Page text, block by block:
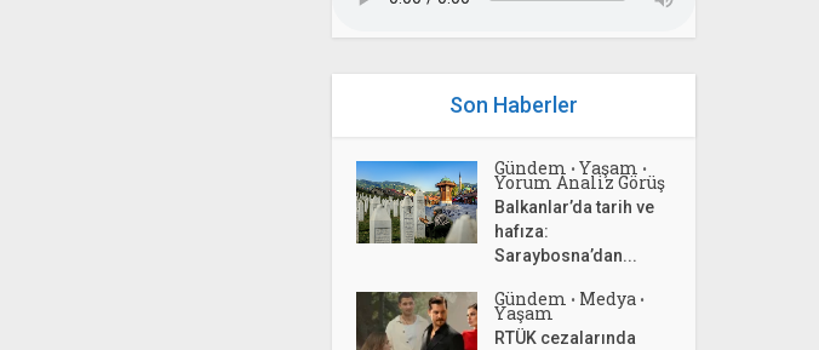
Son Haberler
Gündem • Yaşam •
Yorum Analiz Görüş
Balkanlar’da tarih ve
hafıza:
Saraybosna’dan...
Gündem • Medya •
Yaşam
RTÜK cezalarında